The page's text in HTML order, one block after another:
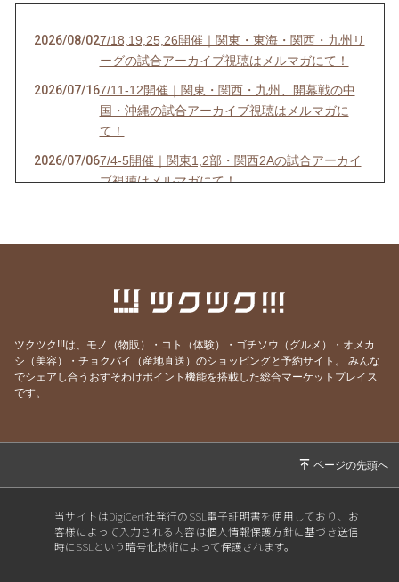
2026/08/027/18,19,25,26開催｜関東・東海・関西・九州リ
ーグの試合アーカイブ視聴はメルマガにて！
2026/07/167/11-12開催｜関東・関西・九州、開幕戦の中
国・沖縄の試合アーカイブ視聴はメルマガに
て！
2026/07/067/4-5開催｜関東1,2部・関西2Aの試合アーカイ
ブ視聴はメルマガにて！
6/20-21開催｜関東4部AB・東海1部・関西2C・
て！
2026/06/20 6/13-14開催｜関東3部ABC,4部E、九州リーグ
2026/05/30 ⚽F7ソサイチリーグ｜5/23-24開催｜関東・東
海・関西・九州試合視聴はメルマガにて！
ツクツク!!!は、モノ（物販）・コト（体験）・ゴチソウ（グルメ）・オメカ
シ（美容）・チョクバイ（産地直送）のショッピングと予約サイト。
みんな
でシェアし合うおすそわけポイント機能を搭載した総合マーケットプレイス
です。
当サイトはDigiCert社発行のSSL電子証明書を使用しており、お
客様によって入力される内容は個人情報保護方針に基づき送信
時にSSLという暗号化技術によって保護されます。